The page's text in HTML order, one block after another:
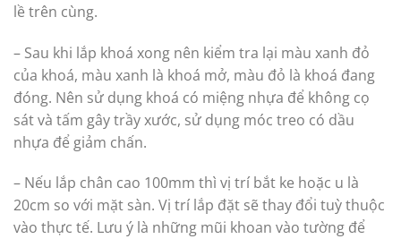
lề trên cùng.
– Sau khi lắp khoá xong nên kiểm tra lại màu xanh đỏ
của khoá, màu xanh là khoá mở, màu đỏ là khoá đang
đóng. Nên sử dụng khoá có miệng nhựa để không cọ
sát và tấm gây trầy xước, sử dụng móc treo có dầu
nhựa để giảm chấn.
– Nếu lắp chân cao 100mm thì vị trí bắt ke hoặc u là
20cm so với mặt sàn. Vị trí lắp đặt sẽ thay đổi tuỳ thuộc
vào thực tế. Lưu ý là những mũi khoan vào tường để